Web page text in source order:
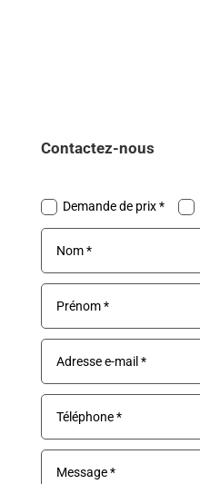
Contactez-nous
Demande de prix *